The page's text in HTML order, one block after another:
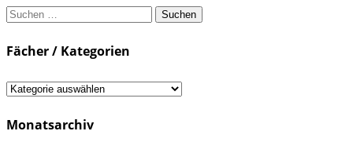
Suchen
Fächer / Kategorien
Fächer
Kategorien
Monatsarchiv